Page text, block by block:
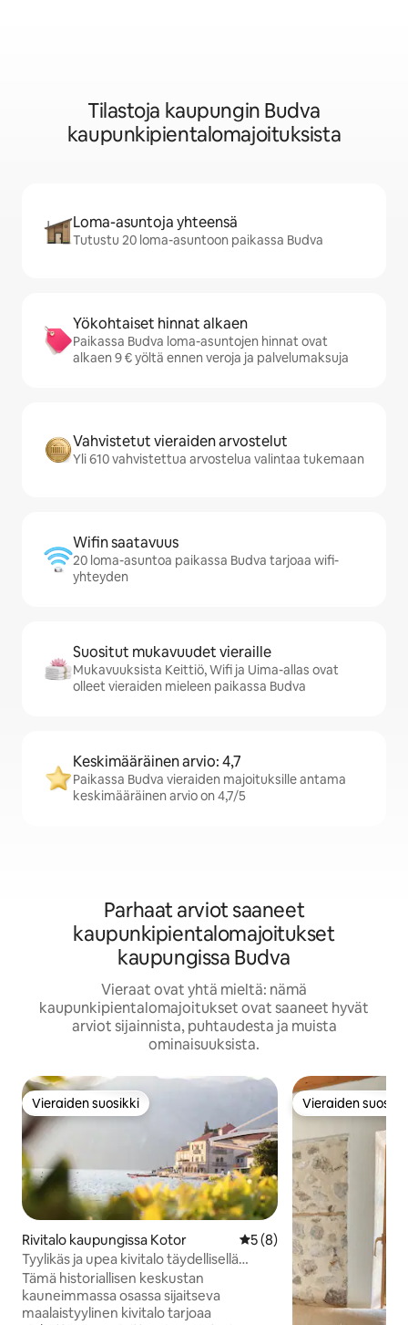
Tilastoja kaupungin Budva
kaupunkipientalomajoituksista
Loma-asuntoja yhteensä
Tutustu 20 loma-asuntoon paikassa Budva
Yökohtaiset hinnat alkaen
Paikassa Budva loma-asuntojen hinnat ovat
alkaen 9 € yöltä ennen veroja ja palvelumaksuja
Vahvistetut vieraiden arvostelut
Yli 610 vahvistettua arvostelua valintaa tukemaan
Wifin saatavuus
20 loma-asuntoa paikassa Budva tarjoaa wifi-
yhteyden
Suositut mukavuudet vieraille
Mukavuuksista Keittiö, Wifi ja Uima-allas ovat
olleet vieraiden mieleen paikassa Budva
Keskimääräinen arvio: 4,7
Paikassa Budva vieraiden majoituksille antama
keskimääräinen arvio on 4,7/5
Parhaat arviot saaneet
kaupunkipientalomajoitukset
kaupungissa Budva
Vieraat ovat yhtä mieltä: nämä
kaupunkipientalomajoitukset ovat saaneet hyvät
arviot sijainnista, puhtaudesta ja muista
ominaisuuksista.
Vieraiden suosikki
Vieraiden suosikki
Rivitalo kaupungissa Kotor Keskimääräinen arvio 5/5,
5 (8)
Tyylikäs ja upea kivitalo täydellisellä
yksityisyydellä
Tämä historiallisen keskustan
kauneimmassa osassa sijaitseva
maalaistyylinen kivitalo tarjoaa
Vieraiden
Vieraiden